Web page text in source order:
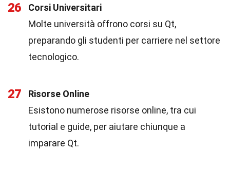
26
Corsi Universitari
Molte università offrono corsi su Qt,
preparando gli studenti per carriere nel settore
tecnologico.
27
Risorse Online
Esistono numerose risorse online, tra cui
tutorial e guide, per aiutare chiunque a
imparare Qt.